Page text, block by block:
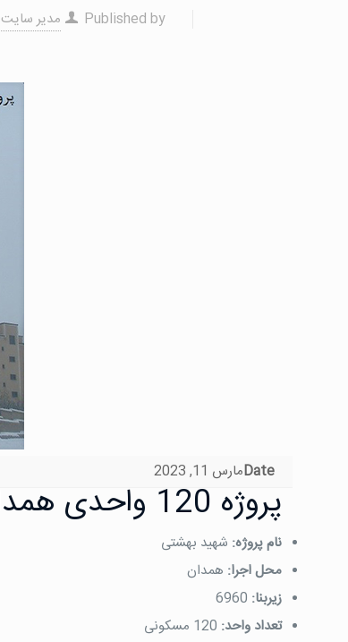
Published by مدیر سایت
Dateمارس 11, 2023
پروژه 120 واحدی همدان
نام پروژه: شهید بهشتی
محل اجرا: همدان
زیربنا:
تعداد واحد: